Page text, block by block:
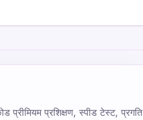
प्रशिक्षण, स्पीड टेस्ट, प्रगति